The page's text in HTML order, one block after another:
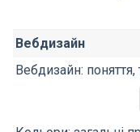
Вебдизайн
Вебдизайн: поняття,